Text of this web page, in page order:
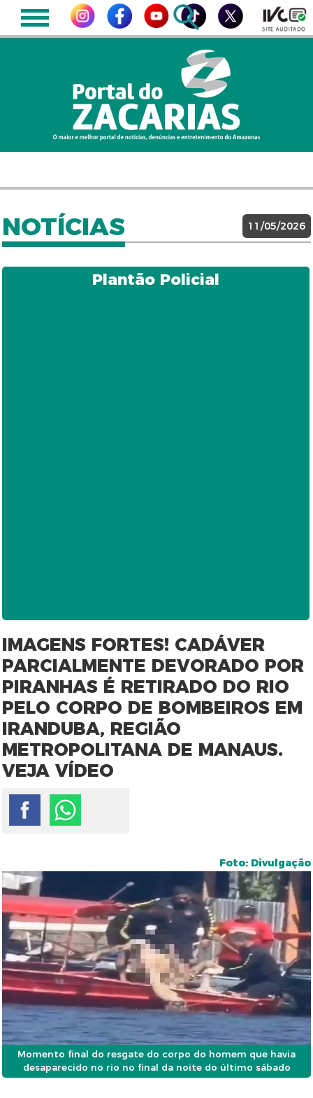
NOTÍCIAS 11/05/2026
Plantão Policial
IMAGENS FORTES! CADÁVER
PARCIALMENTE DEVORADO POR
PIRANHAS É RETIRADO DO RIO
PELO CORPO DE BOMBEIROS EM
IRANDUBA, REGIÃO
METROPOLITANA DE MANAUS.
VEJA VÍDEO
Foto: Divulgação
Momento final do resgate do corpo do homem que havia
desaparecido no rio no final da noite do último sábado